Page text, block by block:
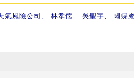
氣風險公司 林孝儒 吳聖宇 蝴蝶